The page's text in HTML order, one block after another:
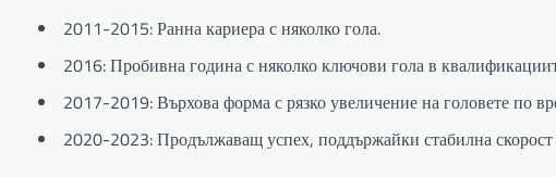
2011-2015: Ранна кариера с няколко гола.
2016: Пробивна година с няколко ключови гола в
2017-2019: Върхова форма с рязко увеличение на головете по
2020-2023: Продължаващ успех, поддържайки стабилна